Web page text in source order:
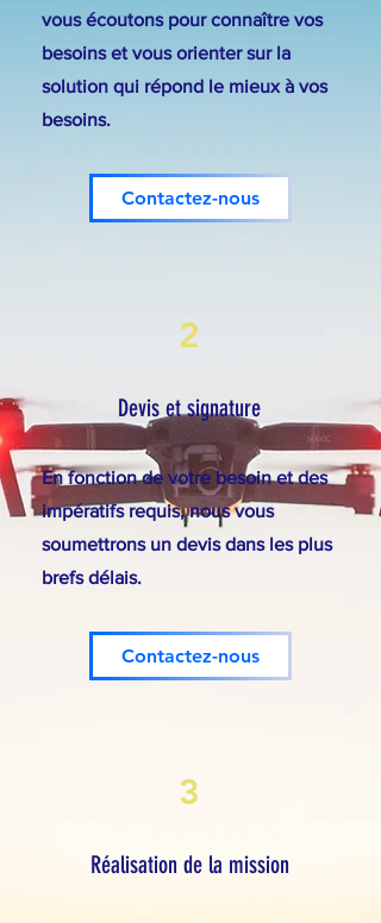
vous écoutons pour connaître vos
besoins et vous orienter sur la
solution qui répond le mieux à vos
besoins.
Contactez-nous
2
Devis et signature
En fonction de votre besoin et des
impératifs requis, nous vous
soumettrons un devis dans les plus
brefs délais.
Contactez-nous
3
Réalisation de la mission